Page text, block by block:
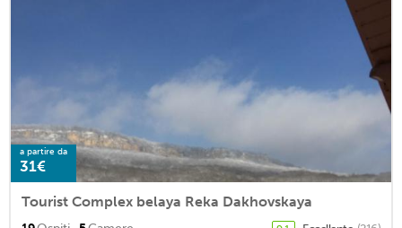
a partire da
31€
Tourist Complex belaya Reka Dakhovskaya